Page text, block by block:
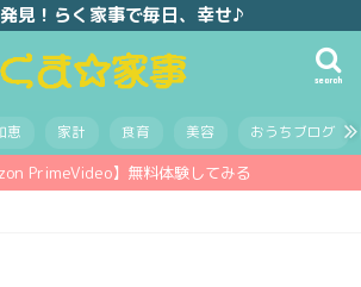
見！らく家事で毎日、幸せ♪
search
恵 家計 食育 美容 おうちブログ
PrimeVideo】無料体験してみる